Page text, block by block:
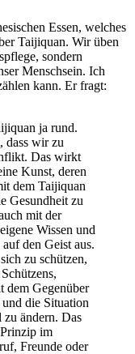
Essen, welches
Taijiquan. Wir üben
sondern
Menschsein. Ich
kann. Er fragt:
ja rund.
dass wir zu
Das wirkt
Kunst, deren
dem Taijiquan
Gesundheit zu
mit der
Wissen und
den Geist aus.
zu schützen,
dem Gegenüber
die Situation
zu ändern. Das
im
Freunde oder